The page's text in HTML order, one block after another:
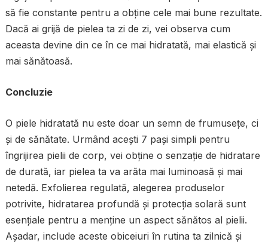
să fie constante pentru a obține cele mai bune rezultate.
Dacă ai grijă de pielea ta zi de zi, vei observa cum
aceasta devine din ce în ce mai hidratată, mai elastică și
mai sănătoasă.
Concluzie
O piele hidratată nu este doar un semn de frumusețe, ci
și de sănătate. Urmând acești 7 pași simpli pentru
îngrijirea pielii de corp, vei obține o senzație de hidratare
de durată, iar pielea ta va arăta mai luminoasă și mai
netedă. Exfolierea regulată, alegerea produselor
potrivite, hidratarea profundă și protecția solară sunt
esențiale pentru a menține un aspect sănătos al pielii.
Așadar, include aceste obiceiuri în rutina ta zilnică și